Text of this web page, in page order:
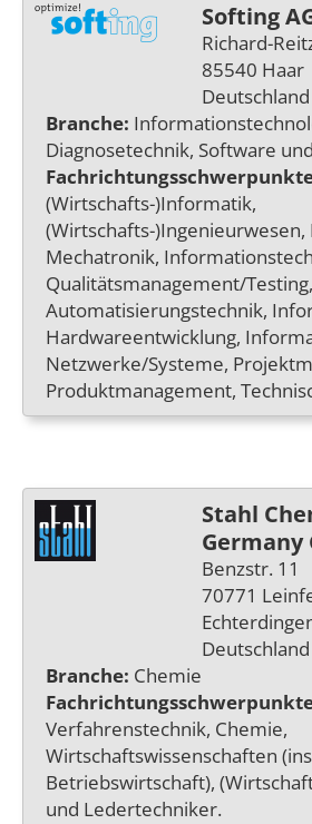
Softing
Richard-
85540 Haar
Deutschland
Branche:
Diagnosetechnik, Software
(Wirtschafts-)Informatik,
(Wirtschafts-)Ingenieurwesen,
Mechatronik,
Qualitätsmanagement/Testing,
Automatisierungstechnik,
Hardwareentwicklung,
Netzwerke/Systeme,
Produktmanagement,
Stahl
Germany
Benzstr. 11
70771
Deutschland
Branche: Chemie
Verfahrenstechnik, Chemie,
Wirtschaftswissenschaften
Betriebswirtschaft),
und Ledertechniker.